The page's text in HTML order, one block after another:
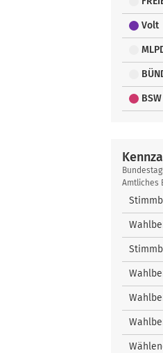
Volt
BSW
/
Amtliches